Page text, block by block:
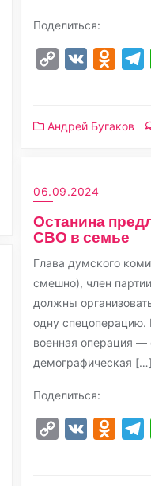
Поделиться:
Copy
VK
Андрей Бугаков
06.09.2024
Останина
СВО в семье
Глава думского
смешно), член
должны
одну спецоперацию.
военная операция —
демографическая […]
Поделиться:
Copy
VK